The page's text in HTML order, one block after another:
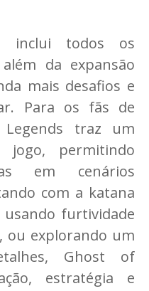
inclui todos os
da expansão
mais desafios e
Para os fãs de
traz um
jogo, permitindo
em cenários
com a katana
furtividade
ou explorando um
Ghost of
estratégia e